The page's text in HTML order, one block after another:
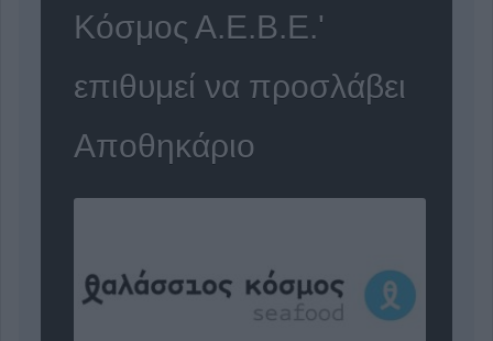
Κόσμος Α.Ε.Β.Ε.'
επιθυμεί να προσλάβει
Αποθηκάριο